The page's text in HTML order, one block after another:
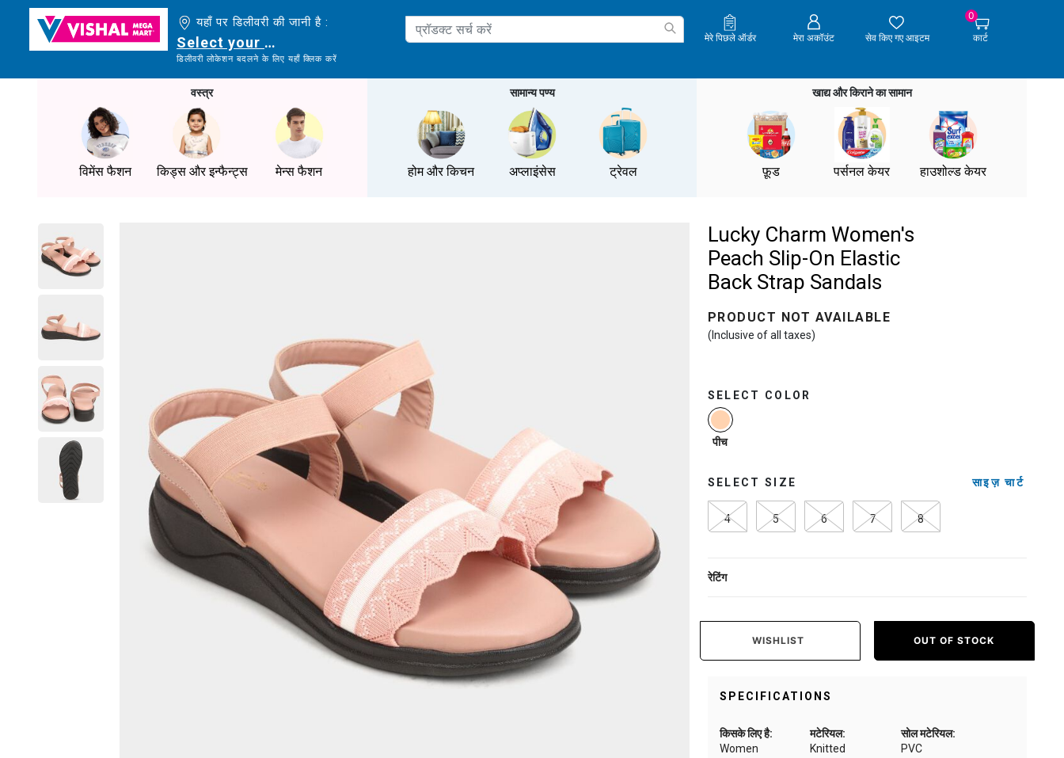
यहाँ पर डिलीवरी की जानी है :
Select your delivery location
डिलीवरी लोकेशन बदलने के लिए यहाँ क्लिक करें
मेरे पिछले ऑर्डर मेरा अकॉउंट सेव किए गए आइटम
0
कार्ट
वस्त्र
विमेंस फैशन किड्स और इन्फैन्ट्स मेन्स फैशन
सामान्य पण्य
होम और किचन अप्लाइंसेस ट्रेवल
खाद्य और किराने का सामान
फ़ूड पर्सनल केयर हाउशोल्ड केयर
Lucky Charm Women's
Peach Slip-On Elastic
Back Strap Sandals
PRODUCT NOT AVAILABLE
(Inclusive of all taxes)
SELECT COLOR
selected
पीच
SELECT SIZE साइज़ चार्ट
4 5 6 7 8
रेटिंग
WISHLIST OUT OF STOCK
SPECIFICATIONS
किसके लिए है:
Women
मटेरियल:
Knitted
सोल मटेरियल:
PVC